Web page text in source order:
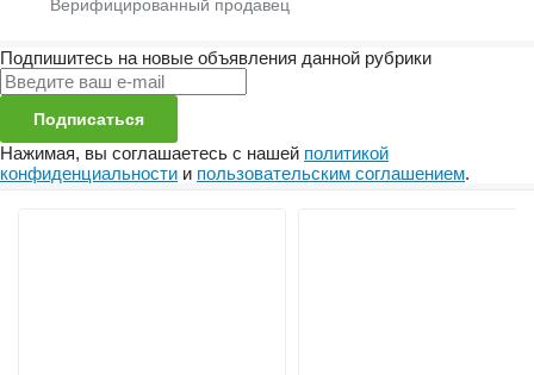
Подпишитесь на новые объявления данной рубрики
Подписаться
Нажимая, вы соглашаетесь с нашей политикой
конфиденциальности и пользовательским соглашением.